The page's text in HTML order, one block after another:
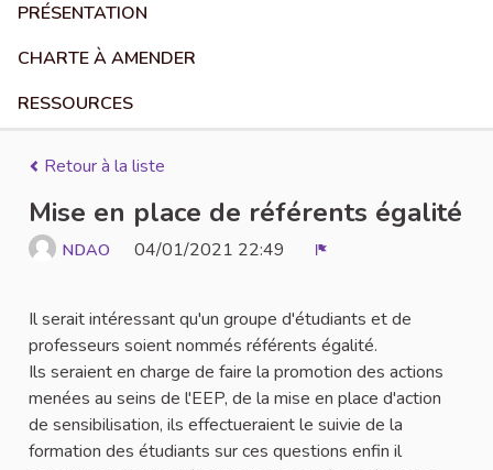
PRÉSENTATION
CHARTE À AMENDER
RESSOURCES
Retour à la liste
Mise en place de référents égalité
NDAO 04/01/2021 22:49
Il serait intéressant qu'un groupe d'étudiants et de
professeurs soient nommés référents égalité.
Ils seraient en charge de faire la promotion des actions
menées au seins de l'EEP, de la mise en place d'action
de sensibilisation, ils effectueraient le suivie de la
formation des étudiants sur ces questions enfin il